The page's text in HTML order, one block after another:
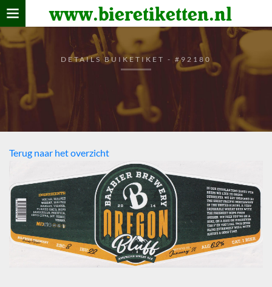
www.bieretiketten.nl
Home
verzamelen
De bierkaart
Bezoekers
DETAILS BUIKETIKET - #92180
Terug naar het overzicht